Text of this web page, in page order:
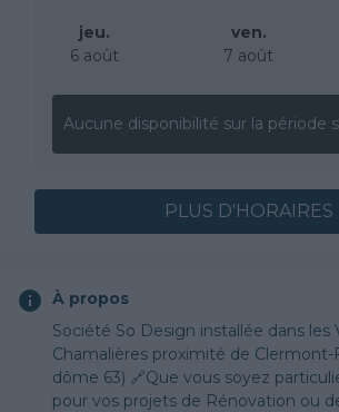
jeu.
6 août
ven.
7 août
Aucune disponibilité sur la période
PLUS D'HORAIRES
À propos
Société So Design installée dans les
Chamalières proximité de Clermont-
dôme 63) 🔗Que vous soyez
pour vos projets de Rénovation ou